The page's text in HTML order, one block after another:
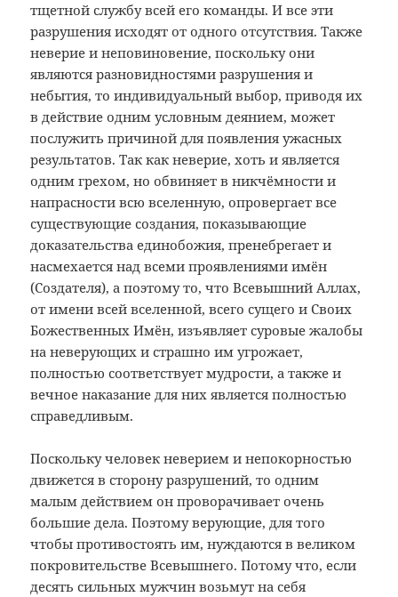
тщетной службу всей его команды. И все эти
разрушения исходят от одного отсутствия. Также
неверие и неповиновение, поскольку они
являются разновидностями разрушения и
небытия, то индивидуальный выбор, приводя их
в действие одним условным деянием, может
послужить причиной для появления ужасных
результатов. Так как неверие, хоть и является
одним грехом, но обвиняет в никчёмности и
напрасности всю вселенную, опровергает все
существующие создания, показывающие
доказательства единобожия, пренебрегает и
насмехается над всеми проявлениями имён
(Создателя), а поэтому то, что Всевышний Аллах,
от имени всей вселенной, всего сущего и Своих
Божественных Имён, изъявляет суровые жалобы
на неверующих и страшно им угрожает,
полностью соответствует мудрости, а также и
вечное наказание для них является полностью
справедливым.
Поскольку человек неверием и непокорностью
движется в сторону разрушений, то одним
малым действием он проворачивает очень
большие дела. Поэтому верующие, для того
чтобы противостоять им, нуждаются в великом
покровительстве Всевышнего. Потому что, если
десять сильных мужчин возьмут на себя